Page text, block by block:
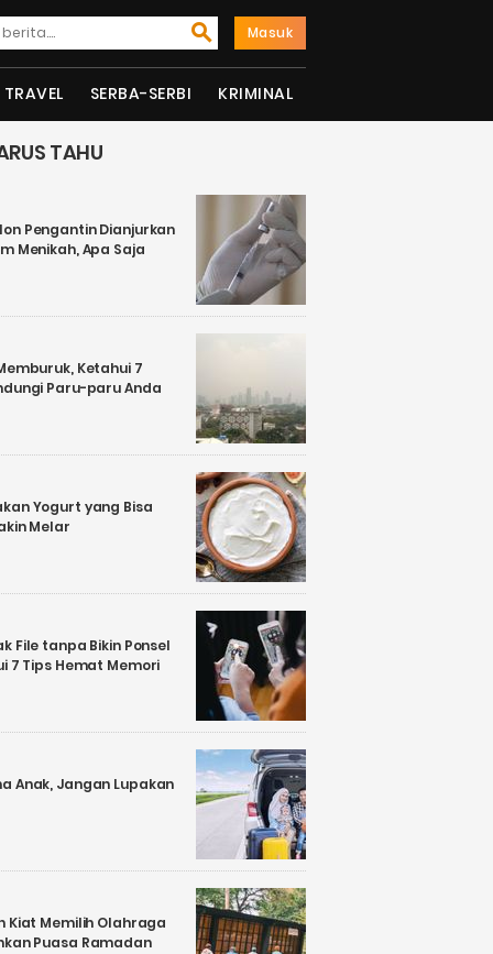
Masuk
TRAVEL SERBA-SERBI KRIMINAL
TAHU
Pengantin Dianjurkan
Menikah, Apa Saja
Ketahui 7
Paru-paru Anda
Yogurt yang Bisa
Melar
File tanpa Bikin Ponsel
7 Tips Hemat Memori
Anak, Jangan Lupakan
Kiat Memilih Olahraga
Puasa Ramadan